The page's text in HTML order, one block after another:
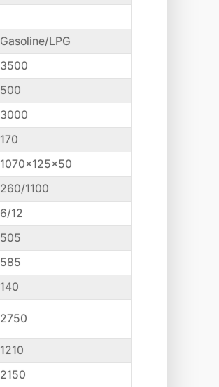
Gasoline/LPG
3500
500
3000
170
1070x125x50
260/1100
6/12
505
585
140
2750
1210
2150